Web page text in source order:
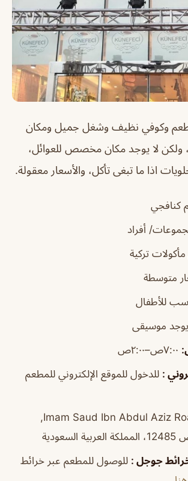
وكوفي نظيف وشغل جميل ومكان
ولكن لا يوجد مكان مخصص للعوائل،
اذا ما تبغى تأكل، والأسعار معقولة.
كنافجي
أفراد
تركية
متوسطة
للأطفال
يوجد موسيقى
:
: للدخول للموقع الإلكتروني للمطعم
Imam Saud Ibn Abdul Aziz Road,
جوجل : للوصول للمطعم عبر خرائط